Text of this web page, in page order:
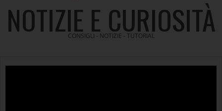
NOTIZIE E CURIOSITÀ
CONSIGLI - NOTIZIE - TUTORIAL